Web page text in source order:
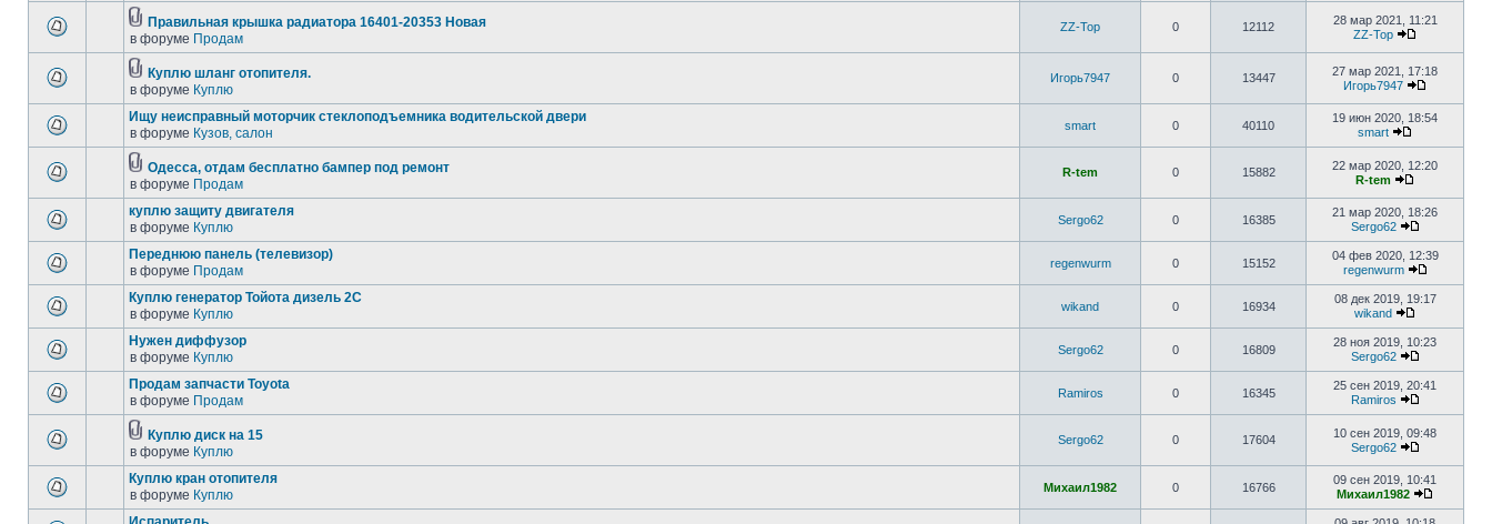
Правильная крышка радиатора 16401-20353 Новая
в форуме Продам
ZZ-Top 0 12112
28 мар 2021, 11:21
ZZ-Top
Куплю шланг отопителя.
в форуме Куплю
Игорь7947 0 13447
27 мар 2021, 17:18
Игорь7947
Ищу неисправный моторчик стеклоподъемника водительской двери
в форуме Кузов, салон smart 0 40110
19 июн 2020, 18:54
smart
Одесса, отдам бесплатно бампер под ремонт
в форуме Продам
R-tem 0 15882
22 мар 2020, 12:20
R-tem
куплю защиту двигателя
в форуме Куплю Sergo62 0 16385
21 мар 2020, 18:26
Sergo62
Переднюю панель (телевизор)
в форуме Продам regenwurm 0 15152
04 фев 2020, 12:39
regenwurm
Куплю генератор Тойота дизель 2С
в форуме Куплю wikand 0 16934
08 дек 2019, 19:17
wikand
Нужен диффузор
в форуме Куплю Sergo62 0 16809
28 ноя 2019, 10:23
Sergo62
Продам запчасти Toyota
в форуме Продам Ramiros 0 16345
25 сен 2019, 20:41
Ramiros
Куплю диск на 15
в форуме Куплю
Sergo62 0 17604
10 сен 2019, 09:48
Sergo62
Куплю кран отопителя
в форуме Куплю Михаил1982 0 16766
09 сен 2019, 10:41
Михаил1982